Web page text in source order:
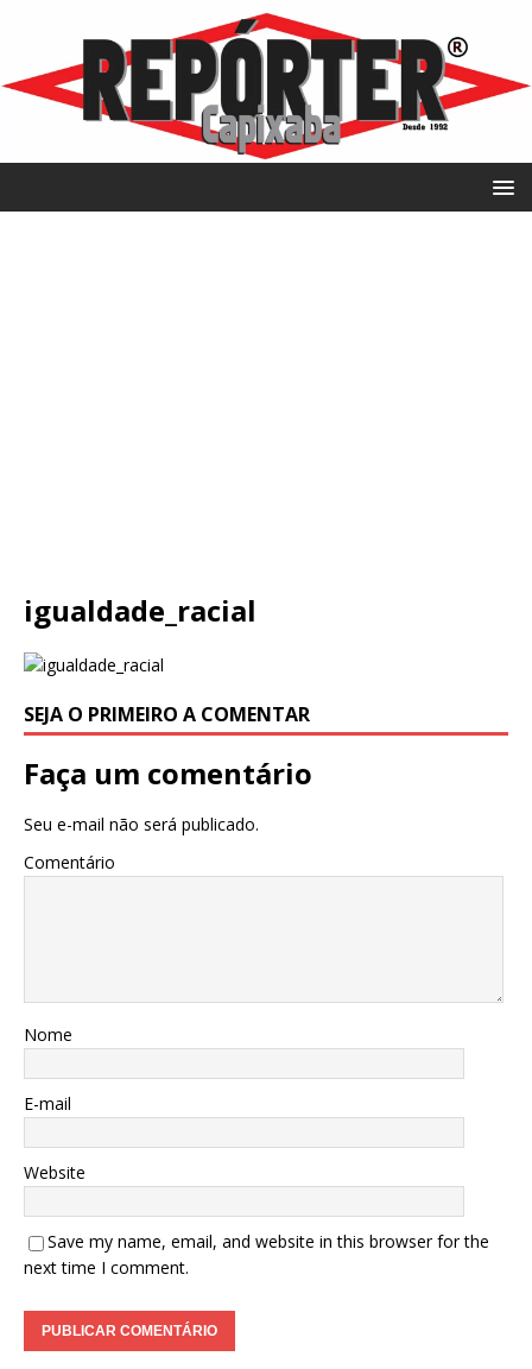
igualdade_racial
SEJA O PRIMEIRO A COMENTAR
Faça um comentário
Seu e-mail não será publicado.
Comentário
Nome
E-mail
Website
Save my name, email, and website in this browser for the
next time I comment.